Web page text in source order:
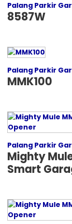
Palang Parkir
8587W
Palang Parkir
MMK100
Palang Parkir
Mighty
Smart